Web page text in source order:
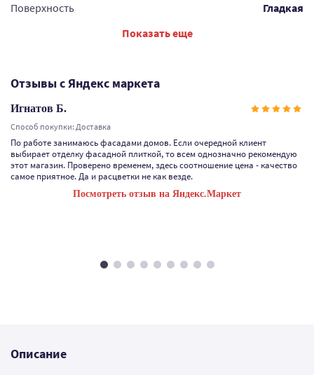
Поверхность
Гладкая
Показать еще
Отзывы с Яндекс маркета
Игнатов Б.
Способ покупки: Доставка
По работе занимаюсь фасадами домов. Если очередной клиент
выбирает отделку фасадной плиткой, то всем однозначно рекомендую
этот магазин. Проверено временем, здесь соотношение цена - качество
самое приятное. Да и расцветки не как везде.
Посмотреть отзыв на Яндекс.Маркет
Описание